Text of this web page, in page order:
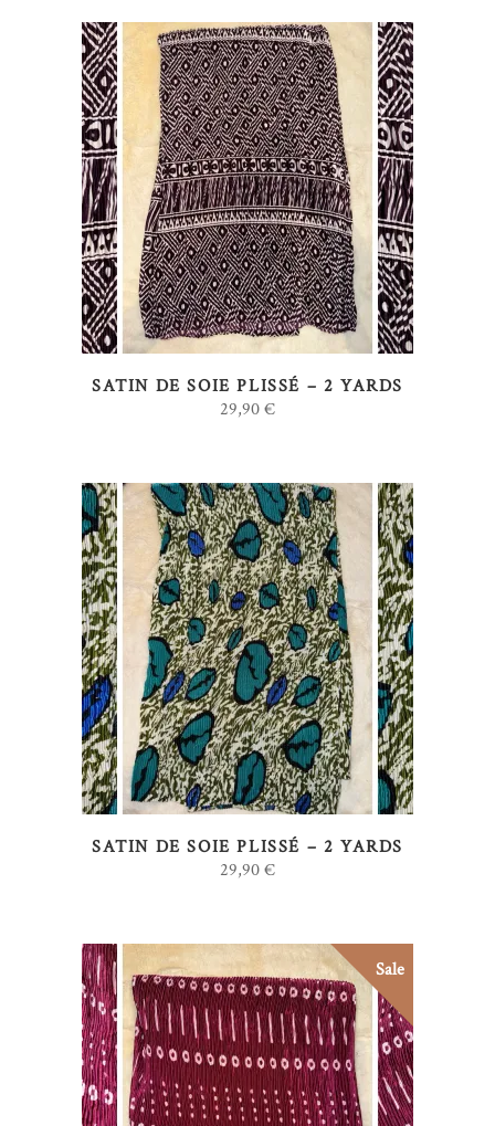
AJOUTER AU PANIER
SATIN DE SOIE PLISSÉ – 2 YARDS
29,90€
AJOUTER AU PANIER
SATIN DE SOIE PLISSÉ – 2 YARDS
29,90€
Sale
AJOUTER AU PANIER